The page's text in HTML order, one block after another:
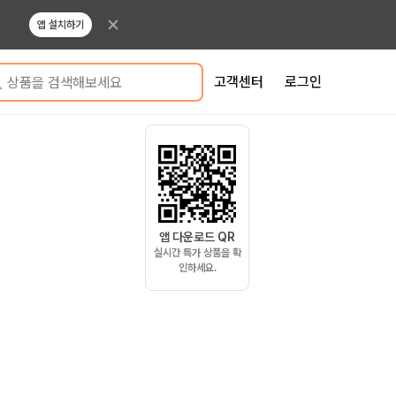
앱 설치하기
상품을 검색해보세요 고객센터 로그인
앱 다운로드 QR
실시간 특가 상품을 확
인하세요.